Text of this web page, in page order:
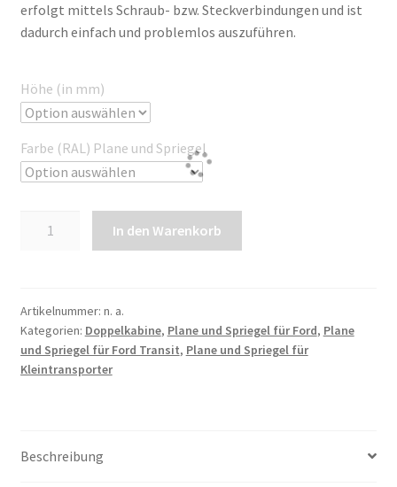
erfolgt mittels Schraub- bzw. Steckverbindungen und ist
dadurch einfach und problemlos auszuführen.
Höhe (in mm)
Farbe (RAL) Plane und Spriegel
Ford
Transit
FT
L5
4522mm
In den Warenkorb
Artikelnummer: n. a.
Kategorien: Doppelkabine, Plane und Spriegel für Ford, Plane
und Spriegel für Ford Transit, Plane und Spriegel für
Kleintransporter
Beschreibung